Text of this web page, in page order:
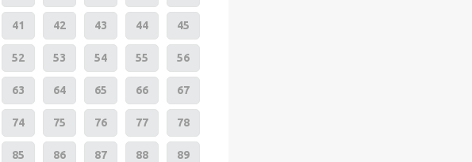
41 42 43 44 45
52 53 54 55 56
63 64 65 66 67
74 75 76 77 78
85 86 87 88 89